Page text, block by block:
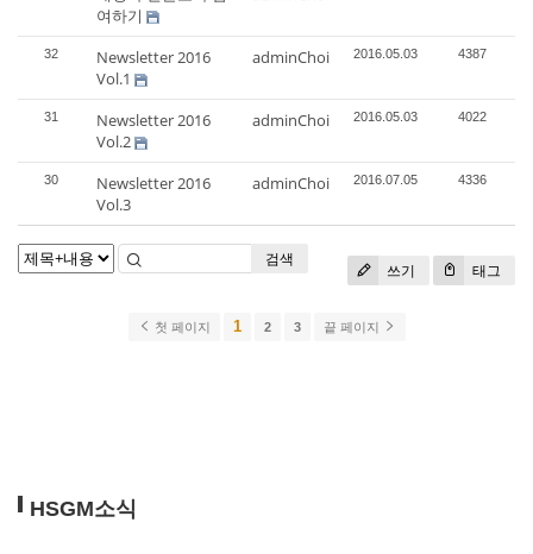
여하기
32
Newsletter 2016
Vol.1
adminChoi 2016.05.03 4387
31
Newsletter 2016
Vol.2
adminChoi 2016.05.03 4022
30
Newsletter 2016
Vol.3
adminChoi 2016.07.05 4336
쓰기 태그
검색
첫 페이지 1 2 3 끝 페이지
HSGM소식